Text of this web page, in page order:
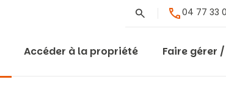
Rechercher04 77 33
Accéder à la propriété Faire gérer